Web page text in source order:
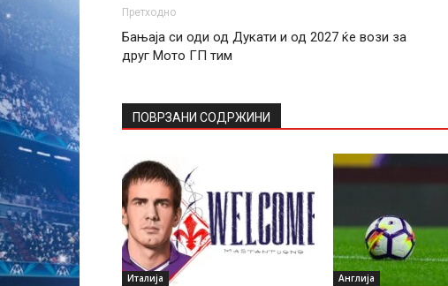
Претходно
Бањаја си оди од Дукати и од 2027 ќе вози за
друг Мото ГП тим
ПОВРЗАНИ СОДРЖИНИ
Италија Англија